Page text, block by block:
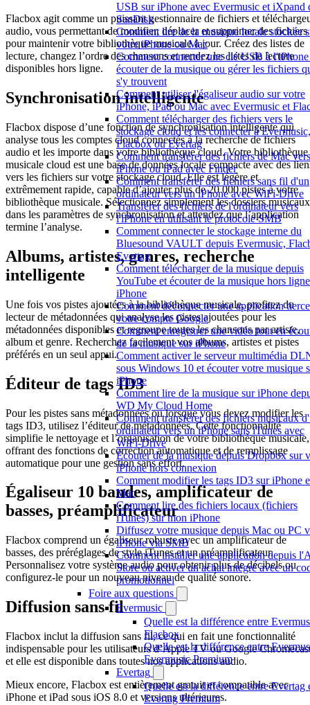
USB sur iPhone avec Evermusic et iXpand
SanDisk
Comment lire de la musique locale stockée
votre iPhone ou Mac
Comment connecter une clé USB à l'iPhone
écouter de la musique ou gérer les fichiers
s'y trouvent
Comment utiliser l'égaliseur audio sur votre
iPhone, iPad ou Mac avec Evermusic et
Comment télécharger des fichiers vers le
stockage cloud et les connecter à Evermusic,
Flacbox ou Evertag
Comment transférer des fichiers de Mac vers
iPhone ou iPad avec Finder
Comment transférer des fichiers sans fil d'un
ordinateur vers un iPhone avec WiFi-Drive
Transférer des fichiers de l'ordinateur vers
l'iPhone en utilisant le protocole SMB
Comment connecter le stockage interne du
Bluesound VAULT depuis Evermusic,
Evertag
Comment télécharger de la musique depuis
YouTube et écouter de la musique hors
iPhone
Comment déconnecter une application
votre compte Google
Comment enregistrer une vidéo tout en
de la musique sur iPhone
Comment activer le serveur multimédia
sous Windows 10 et écouter votre musique
iPhone
Comment lire de la musique sur iPhone
WD My Cloud Home
Comment transférer des fichiers musicaux
ordinateur vers un iPhone sans iTunes avec
WiFi-Drive
Écouter de la musique depuis Dropbox sur
iPhone hors connexion
Comment modifier les tags ID3 sur iPhone
Mac
Comment lire des fichiers locaux (fichiers
iTunes) sur mon iPhone
Diffusez votre musique depuis Mac ou PC
iPhone via SMB
Comment installer une application depuis
Store ou activer un achat intégré avec un
promotionnel
Foire aux questions
Evermusic
Quelle est la différence entre
Flacbox
Quelle est la différence entre
Evermusic Premium
Evertag
Quelle est la différence entre Evertag
Evertag Premium
Flacbox agit comme un puissant gestionnaire de fichiers et
audio, vous permettant de modifier, déplacer et supprimer des fichiers
pour maintenir votre bibliothèque musicale à jour. Créez des listes de
lecture, changez l’ordre des chansons et rendez les listes de lecture
disponibles hors ligne.
Synchronisation intelligente
Flacbox dispose d’une fonction de synchronisation intelligente qui
analyse tous les comptes cloud connectés à la recherche de fichiers
audio et les importe dans votre bibliothèque cloud. Votre bibliothèque
musicale cloud est une base de données locale compacte avec des
vers les fichiers sur votre stockage cloud. Elle est légère et
extrêmement rapide, capable d’ajouter plus de 20 000 pistes à votre
bibliothèque musicale. Sélectionnez simplement les dossiers musicaux
dans les paramètres de synchronisation et attendez que l’application
termine l’analyse.
Albums, artistes, genres, recherche
intelligente
Une fois vos pistes ajoutées à la bibliothèque musicale, profitez du
lecteur de métadonnées qui analyse les pistes ajoutées pour les
métadonnées disponibles et regroupe toutes les chansons par artiste,
album et genre. Recherchez facilement vos albums, artistes et pistes
préférés en un seul appui.
Éditeur de tags ID3
Pour les pistes sans métadonnées ou lorsque vous devez modifier les
tags ID3, utilisez l’éditeur de métadonnées. Cette fonctionnalité
simplifie le nettoyage et l’organisation de votre bibliothèque musicale,
offrant des fonctions de correction automatique et de remplissage
automatique pour une gestion sans effort.
Égaliseur 10 bandes, amplificateur de
basses, préamplificateur
Flacbox comprend un égaliseur robuste avec un amplificateur de
basses, des préréglages de style iTunes et un préamplificateur.
Personnalisez votre système audio pour obtenir plus de décibels ou
configurez-le pour un nouveau niveau de qualité sonore.
Diffusion sans fil
Flacbox inclut la diffusion sans fil, ce qui en fait une fonctionnalité
indispensable pour les utilisateurs d’Apple TV ou Google
et elle est disponible dans toutes nos applications audio.
Mieux encore, Flacbox est entièrement gratuit et compatible avec
iPhone et iPad sous iOS 8.0 et versions ultérieures.